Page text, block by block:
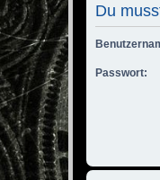
Du
Passwort: